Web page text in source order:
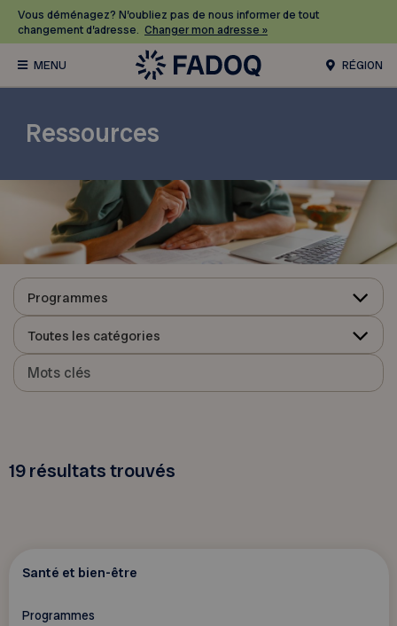
Vous déménagez? N’oubliez pas de nous informer de tout
changement d’adresse. Changer mon adresse »
RÉGION
Ressources
Programmes
Toutes les catégories
19résultats trouvés
Santé et bien-être
Programmes